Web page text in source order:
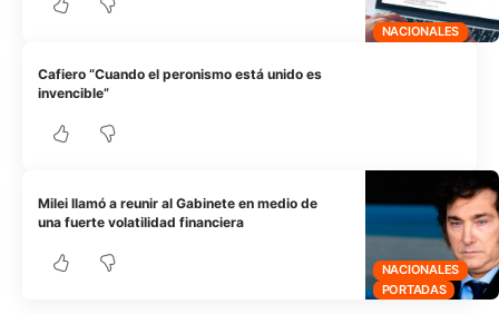
NACIONALES
Cafiero “Cuando el peronismo está unido es
invencible”
NACIONALES
PORTADAS
Milei llamó a reunir al Gabinete en medio de
una fuerte volatilidad financiera